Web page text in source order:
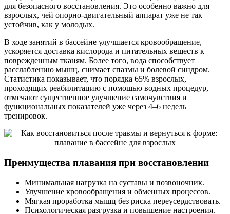
для безопасного восстановления. Это особенно важно для
взрослых, чей опорно-двигательный аппарат уже не так
устойчив, как у молодых.
В ходе занятий в бассейне улучшается кровообращение,
ускоряется доставка кислорода и питательных веществ к
поврежденным тканям. Более того, вода способствует
расслаблению мышц, снимает спазмы и болевой синдром.
Статистика показывает, что порядка 65% взрослых,
проходящих реабилитацию с помощью водных процедур,
отмечают существенное улучшение самочувствия и
функциональных показателей уже через 4–6 недель
тренировок.
Преимущества плавания при восстановлении
Минимальная нагрузка на суставы и позвоночник.
Улучшение кровообращения и обменных процессов.
Мягкая проработка мышц без риска переусердствовать.
Психологическая разгрузка и повышение настроения.